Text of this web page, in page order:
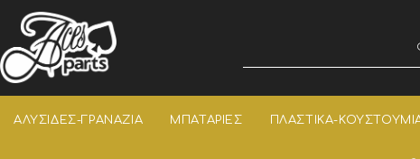
ΑΛΥΣΙΔΕΣ-ΓΡΑΝΑΖΙΑ ΜΠΑΤΑΡΙΕΣ ΠΛΑΣΤΙΚΑ-